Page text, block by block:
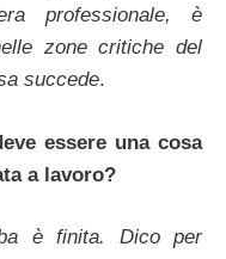
professionale, è
zone critiche del
succede.
essere una cosa
a lavoro?
è finita. Dico per